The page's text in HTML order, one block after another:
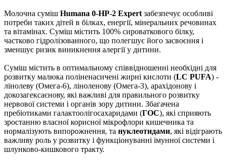
Молочна суміш Humana 0-HP-2 Expert забезпечує особливі
потреби таких дітей в білках, енергії, мінеральних речовинах
та вітамінах. Суміш містить 100% сироваткового білку,
частково гідролізованного, що полегшує його засвоєння і
зменшує ризик виникнення алергії у дитини.
Суміш містить в оптимальному співвідношенні необхідні для
розвитку малюка поліненасичені жирні кислоти (LC PUFA) -
лінолеву (Омега-6), ліноленову (Омега-3), арахідонову і
докозагексаєнову, які важливі для правильного розвитку
нервової системи і органів зору дитини. Збагачена
пребіотиками галактоолігосахаридами (ГОС), які сприяють
зростанню власної корисної мікрофлори кишечника та
нормалізують випорожнення, та нуклеотидами, які відіграють
важливу роль у розвитку і функціонуванні імунної системи і
шлунково-кишкового тракту.